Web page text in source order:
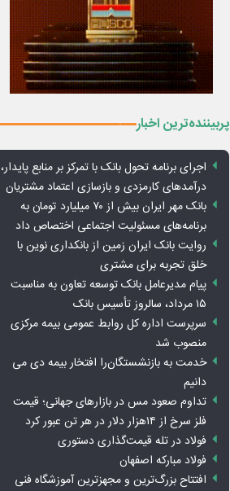
پربیننده‌ترین اخبار
اجرای برنامه تحول بانک با تمرکز بر منابع پایدار،
درآمدهای کارمزدی و بازسازی اعتماد مشتریان
بانک مهر ایران بیش از ۷۰ میلیارد تومان به
برنامه‌های مسئولیت اجتماعی اختصاص داد
روایت بانک ایران زمین از بانکداری نوین با
خلق تجربه برای مشتری
پیام مدیرعامل بانک توسعه تعاون به مناسبت
۱۵ مرداد، سالروز تأسیس بانک
سرپرست اداره کل روابط عمومی بیمه مرکزی
منصوب شد
خدمت به بازنشستگان‌را افتخار بیمه دی می
دانیم
تداوم صعود مس در بازارهای جهانی؛ قیمت
فلز سرخ از ۱۴هزار دلار در هر تن عبور کرد
فولاد در تله قیمت‌گذاری دستوری
فولاد مبارکه اصفهان
افتتاح بزرگ‌ترین و مجهزترین آموزشگاه فنی